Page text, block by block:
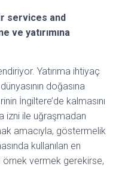
services and
ve yatırımına
Yatırıma ihtiyaç
doğasına
İngiltere’de kalmasını
izni ile uğraşmadan
amacıyla, göstermelik
kullanılan en
örnek vermek gerekirse,